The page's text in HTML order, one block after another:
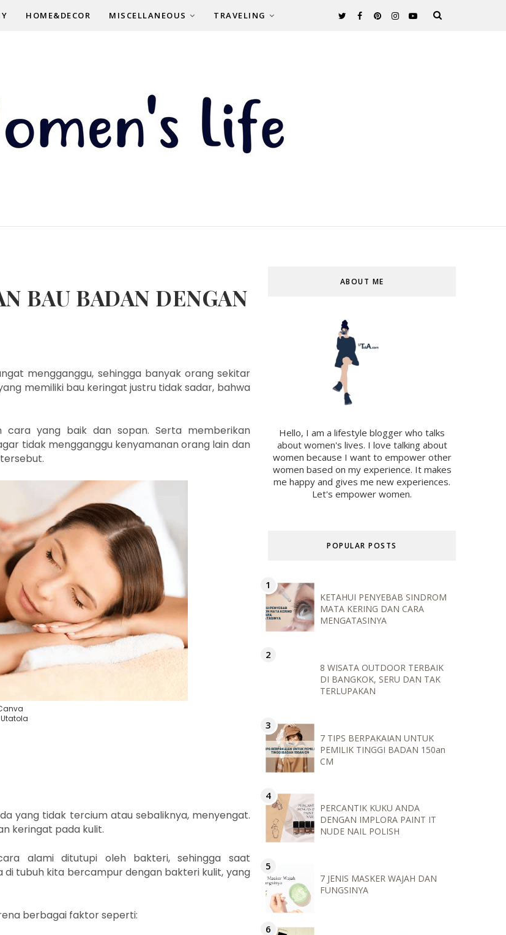
HOME&DECOR MISCELLANEOUS TRAVELING
BAU BADAN DENGAN
mengganggu, sehingga banyak orang sekitar
memiliki bau keringat justru tidak sadar, bahwa
yang baik dan sopan. Serta memberikan
tidak mengganggu kenyamanan orang lain dan
yang tidak tercium atau sebaliknya, menyengat.
keringat pada kulit.
alami ditutupi oleh bakteri, sehingga saat
tubuh kita bercampur dengan bakteri kulit, yang
berbagai faktor seperti:
ABOUT ME
Hello, I am a lifestyle blogger who talks
about women's lives. I love talking about
women because I want to empower other
women based on my experience. It makes
me happy and gives me new experiences.
Let's empower women.
POPULAR POSTS
KETAHUI PENYEBAB SINDROM
MATA KERING DAN CARA
MENGATASINYA
8 WISATA OUTDOOR TERBAIK
DI BANGKOK, SERU DAN TAK
TERLUPAKAN
7 TIPS BERPAKAIAN UNTUK
PEMILIK TINGGI BADAN 150an
CM
PERCANTIK KUKU ANDA
DENGAN IMPLORA PAINT IT
NUDE NAIL POLISH
7 JENIS MASKER WAJAH DAN
FUNGSINYA